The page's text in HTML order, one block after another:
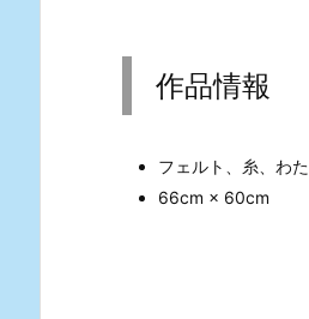
作品情報
フェルト、糸、わた
66cm × 60cm